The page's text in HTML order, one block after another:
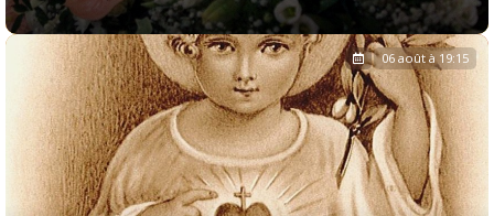
06 août à 19:15